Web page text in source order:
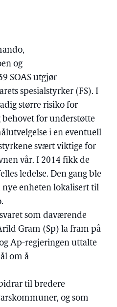
og
SOAS utgjør
spesialstyrker (FS). I
større risiko for
behovet for understøtte
i en eventuell
svært viktige for
vår. I 2014 fikk de
ledelse. Den gang ble
nye enheten lokalisert til
som daværende
Gram (Sp) la fram på
Ap-regjeringen uttalte
om å
til bredere
og som